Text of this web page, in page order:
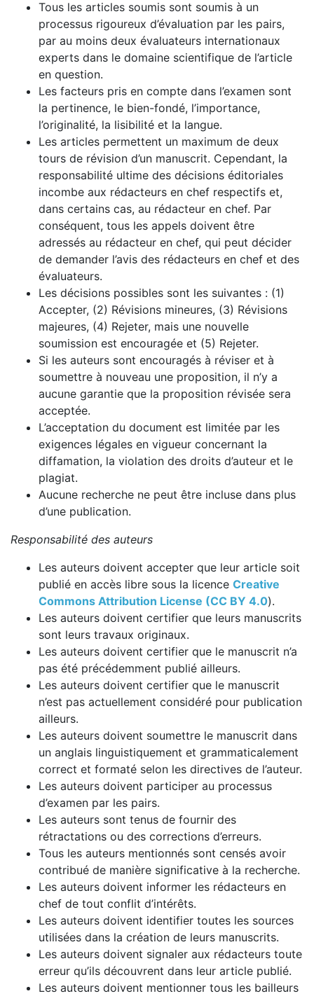
Tous les articles soumis sont soumis à un
processus rigoureux d’évaluation par les pairs,
par au moins deux évaluateurs internationaux
experts dans le domaine scientifique de l’article
en question.
Les facteurs pris en compte dans l’examen sont
la pertinence, le bien-fondé, l’importance,
l’originalité, la lisibilité et la langue.
Les articles permettent un maximum de deux
tours de révision d’un manuscrit. Cependant, la
responsabilité ultime des décisions éditoriales
incombe aux rédacteurs en chef respectifs et,
dans certains cas, au rédacteur en chef. Par
conséquent, tous les appels doivent être
adressés au rédacteur en chef, qui peut décider
de demander l’avis des rédacteurs en chef et des
évaluateurs.
Les décisions possibles sont les suivantes : (1)
Accepter, (2) Révisions mineures, (3) Révisions
majeures, (4) Rejeter, mais une nouvelle
soumission est encouragée et (5) Rejeter.
Si les auteurs sont encouragés à réviser et à
soumettre à nouveau une proposition, il n’y a
aucune garantie que la proposition révisée sera
acceptée.
L’acceptation du document est limitée par les
exigences légales en vigueur concernant la
diffamation, la violation des droits d’auteur et le
plagiat.
Aucune recherche ne peut être incluse dans plus
d’une publication.
Responsabilité des auteurs
Les auteurs doivent accepter que leur article soit
publié en accès libre sous la licence Creative
Commons Attribution License (CC BY 4.0).
Les auteurs doivent certifier que leurs manuscrits
sont leurs travaux originaux.
Les auteurs doivent certifier que le manuscrit n’a
pas été précédemment publié ailleurs.
Les auteurs doivent certifier que le manuscrit
n’est pas actuellement considéré pour publication
ailleurs.
Les auteurs doivent soumettre le manuscrit dans
un anglais linguistiquement et grammaticalement
correct et formaté selon les directives de l’auteur.
Les auteurs doivent participer au processus
d’examen par les pairs.
Les auteurs sont tenus de fournir des
rétractations ou des corrections d’erreurs.
Tous les auteurs mentionnés sont censés avoir
contribué de manière significative à la recherche.
Les auteurs doivent informer les rédacteurs en
chef de tout conflit d’intérêts.
Les auteurs doivent identifier toutes les sources
utilisées dans la création de leurs manuscrits.
Les auteurs doivent signaler aux rédacteurs toute
erreur qu’ils découvrent dans leur article publié.
Les auteurs doivent mentionner tous les bailleurs